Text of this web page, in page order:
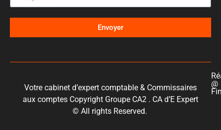
Envoyer
Votre cabinet d’expert comptable & Commissaires
aux comptes Copyright Groupe CA2 . CA d’E Expert
© All rights Reserved.
@